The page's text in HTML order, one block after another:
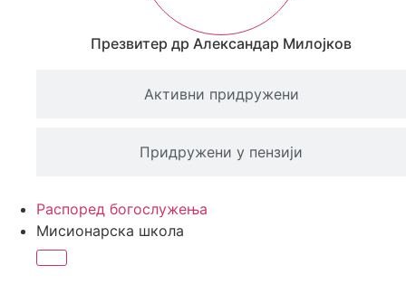
Активни придружени
Придружени у пензији
Презвитер др Александар Милојков
Распоред богослужења
Мисионарска школа